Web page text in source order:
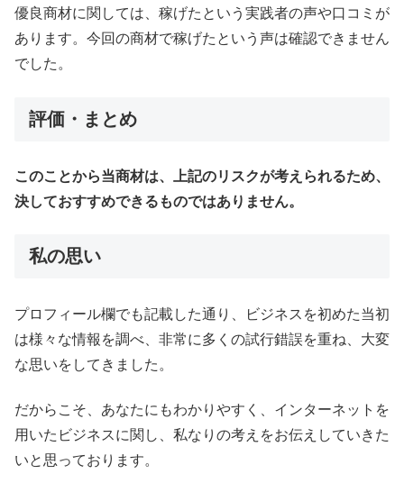
優良商材に関しては、稼げたという実践者の声や口コミが
あります。今回の商材で稼げたという声は確認できません
でした。
評価・まとめ
このことから当商材は、上記のリスクが考えられるため、
決しておすすめできるものではありません。
私の思い
プロフィール欄でも記載した通り、ビジネスを初めた当初
は様々な情報を調べ、非常に多くの試行錯誤を重ね、大変
な思いをしてきました。
だからこそ、あなたにもわかりやすく、インターネットを
用いたビジネスに関し、私なりの考えをお伝えしていきた
いと思っております。